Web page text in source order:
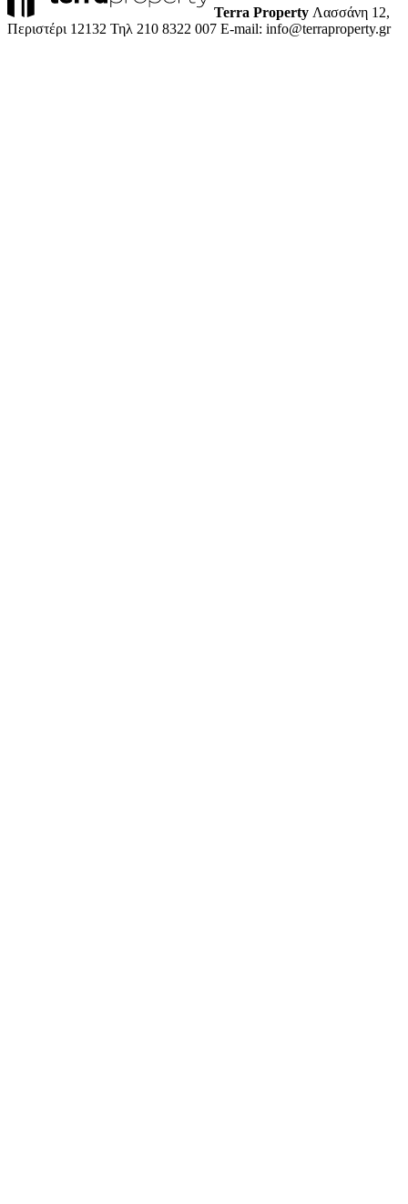
Terra Property Λασσάνη 12,
Περιστέρι 12132 Τηλ 210 8322 007 E-mail: info@terraproperty.gr